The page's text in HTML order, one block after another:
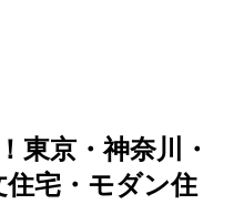
東京・神奈川・
宅・モダン住